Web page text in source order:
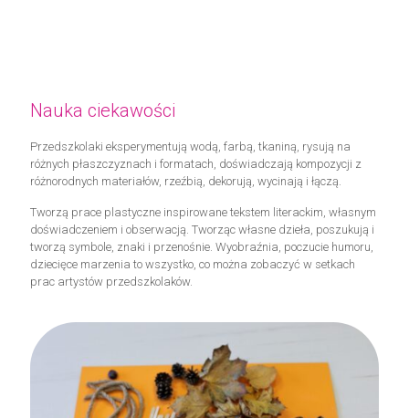
Nauka ciekawości
Przedszkolaki eksperymentują wodą, farbą, tkaniną, rysują na
różnych płaszczyznach i formatach, doświadczają kompozycji z
różnorodnych materiałów, rzeźbią, dekorują, wycinają i łączą.
Tworzą prace plastyczne inspirowane tekstem literackim, własnym
doświadczeniem i obserwacją. Tworząc własne dzieła, poszukują i
tworzą symbole, znaki i przenośnie. Wyobraźnia, poczucie humoru,
dziecięce marzenia to wszystko, co można zobaczyć w setkach
prac artystów przedszkolaków.